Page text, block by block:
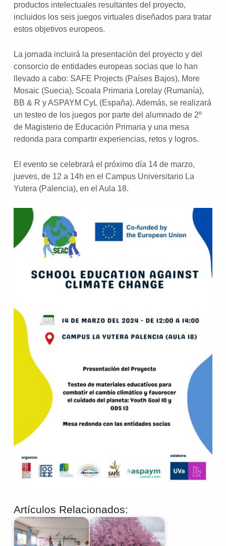
productos intelectuales resultantes del proyecto,
incluidos los seis juegos virtuales diseñados para tratar
estos objetivos europeos.
La jornada incluirá la presentación del proyecto y del
consorcio de entidades europeas socias que lo han
llevado a cabo: SAFE Projects (Países Bajos), More
Mosaic (Suecia), Scoala Primaria Lorelay (Rumanía),
BB & R y ASPAYM CyL (España). Además, se realizará
un testeo de los juegos por parte del alumnado de 2º
de Magisterio de Educación Primaria y una mesa
redonda para compartir experiencias, retos y logros.
El evento se celebrará el próximo día 14 de marzo,
jueves, de 12 a 14h en el Campus Universitario La
Yutera (Palencia), en el Aula 18.
Artículos Relacionados: